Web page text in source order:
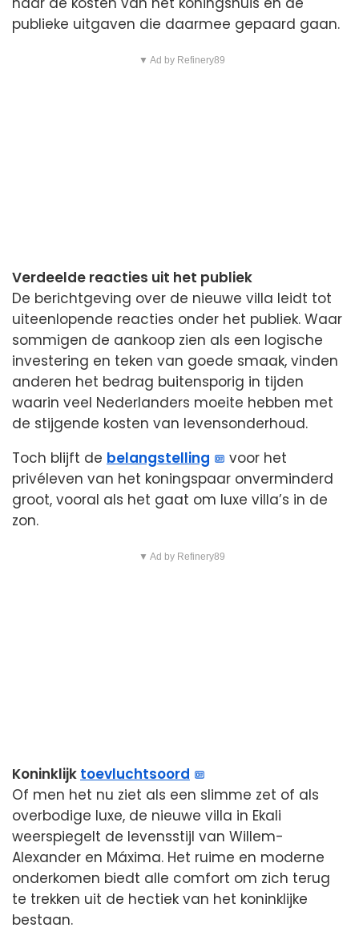
publieke uitgaven die daarmee gepaard gaan.
▼ Ad by Refinery89
Verdeelde reacties uit het publiek
De berichtgeving over de nieuwe villa leidt tot
uiteenlopende reacties onder het publiek. Waar
sommigen de aankoop zien als een logische
investering en teken van goede smaak, vinden
anderen het bedrag buitensporig in tijden
waarin veel Nederlanders moeite hebben met
de stijgende kosten van levensonderhoud.
Toch blijft de belangstelling
voor het
privéleven van het koningspaar onverminderd
groot, vooral als het gaat om luxe villa’s in de
zon.
▼ Ad by Refinery89
Koninklijk toevluchtsoord
Of men het nu ziet als een slimme zet of als
overbodige luxe, de nieuwe villa in Ekali
weerspiegelt de levensstijl van Willem-
Alexander en Máxima. Het ruime en moderne
onderkomen biedt alle comfort om zich terug
te trekken uit de hectiek van het koninklijke
bestaan.